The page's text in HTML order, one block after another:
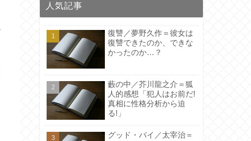
人気記事
復讐／夢野久作＝彼女は
復讐できたのか、できな
かったのか…？
藪の中／芥川龍之介＝狐
人的感想「犯人はお前だ!
真相に性格分析から迫
る!」
グッド・バイ／太宰治＝